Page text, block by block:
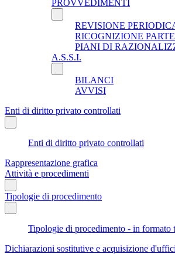
PROVVEDIMENTI
REVISIONE
RICOGNIZIONE
PIANI DI
A.S.S.I.
BILANCI
AVVISI
Enti di diritto privato controllati
Enti di diritto privato controllati
Rappresentazione grafica
Attività e procedimenti
Tipologie di procedimento
Tipologie di procedimento - in formato
Dichiarazioni sostitutive e acquisizione